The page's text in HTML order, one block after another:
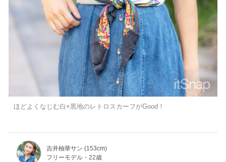
ほどよくなじむ白×黒地のレトロスカーフがGood！
吉井柚華サン (153cm)
フリーモデル・22歳